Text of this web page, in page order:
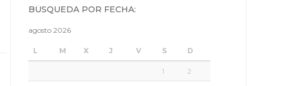
BÚSQUEDA POR FECHA:
agosto 2026
L M X J V S D
1 2